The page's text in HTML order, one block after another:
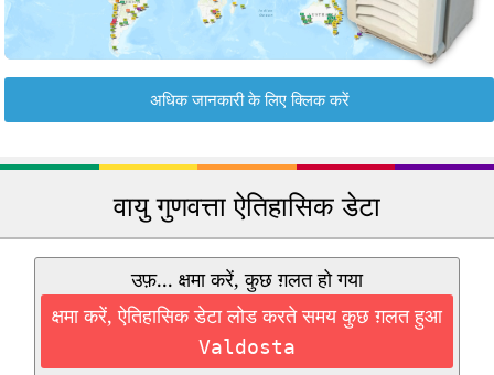
अधिक जानकारी के लिए क्लिक करें
वायु गुणवत्ता ऐतिहासिक डेटा
उफ़... क्षमा करें, कुछ ग़लत हो गया
क्षमा करें, ऐतिहासिक डेटा लोड करते समय कुछ ग़लत हुआ
Valdosta